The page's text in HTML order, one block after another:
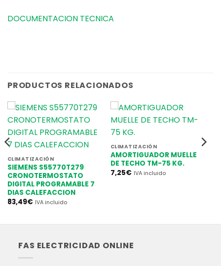
DOCUMENTACION TECNICA
PRODUCTOS RELACIONADOS
CLIMATIZACIÓN
SIEMENS S55770T279
CRONOTERMOSTATO
DIGITAL PROGRAMABLE 7
DIAS CALEFACCION
83,49€ IVA incluido
CLIMATIZACIÓN
AMORTIGUADOR MUELLE
DE TECHO TM-75 KG.
7,25€ IVA incluido
FAS ELECTRICIDAD ONLINE